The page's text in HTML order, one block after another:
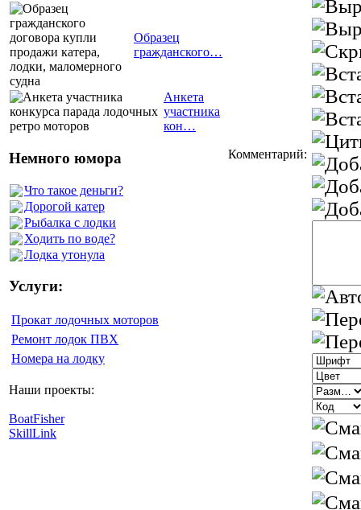
Образец
гражданского…
Анкета
участника
кон…
Немного юмора
Что такое деньги?
Дорогой катер
Рыбалка с лодки
Ходить по воде?
Лодка утонула
Услуги:
Прокат лодочных моторов
Ремонт лодок ПВХ
Номера на лодку
Наши проекты:
BoatFisher
SkillLink
Комментарий: